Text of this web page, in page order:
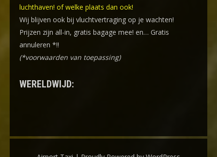
luchthaven! of welke plaats dan ook!
Wij blijven ook bij vluchtvertraging op je wachten!
Prijzen zijn all-in, gratis bagage mee! en… Gratis
annuleren *!!
(*voorwaarden van toepassing)
WERELDWIJD: